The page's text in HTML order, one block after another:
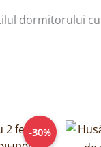
dormitorului
-30%